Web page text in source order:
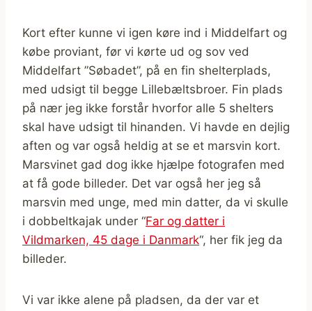
Kort efter kunne vi igen køre ind i Middelfart og
købe proviant, før vi kørte ud og sov ved
Middelfart ”Søbadet”, på en fin shelterplads,
med udsigt til begge Lillebæltsbroer. Fin plads
på nær jeg ikke forstår hvorfor alle 5 shelters
skal have udsigt til hinanden. Vi havde en dejlig
aften og var også heldig at se et marsvin kort.
Marsvinet gad dog ikke hjælpe fotografen med
at få gode billeder. Det var også her jeg så
marsvin med unge, med min datter, da vi skulle
i dobbeltkajak under “Far og datter i
Vildmarken, 45 dage i Danmark“, her fik jeg da
billeder.
Vi var ikke alene på pladsen, da der var et